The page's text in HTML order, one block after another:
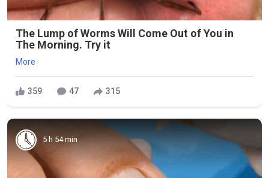
The Lump of Worms Will Come Out of You in
The Morning. Try it
More
359 47 315
5 h 54 min